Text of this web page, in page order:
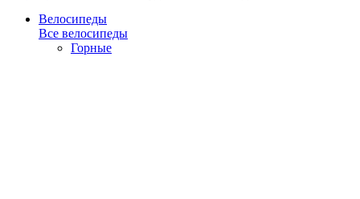
Велосипеды
Все велосипеды
Горные